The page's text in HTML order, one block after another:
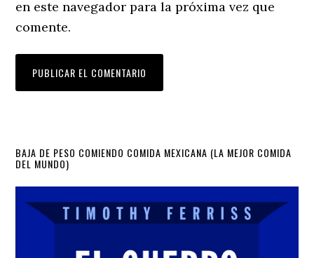
en este navegador para la próxima vez que
comente.
Primary
Sidebar
BAJA DE PESO COMIENDO COMIDA MEXICANA (LA MEJOR COMIDA
DEL MUNDO)